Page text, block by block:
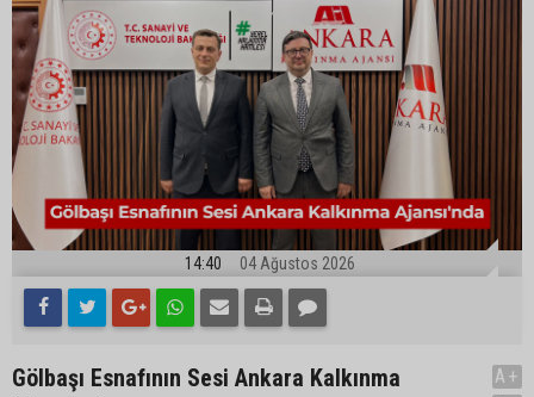
14:40 04 Ağustos 2026
Gölbaşı Esnafının Sesi Ankara Kalkınma
A+